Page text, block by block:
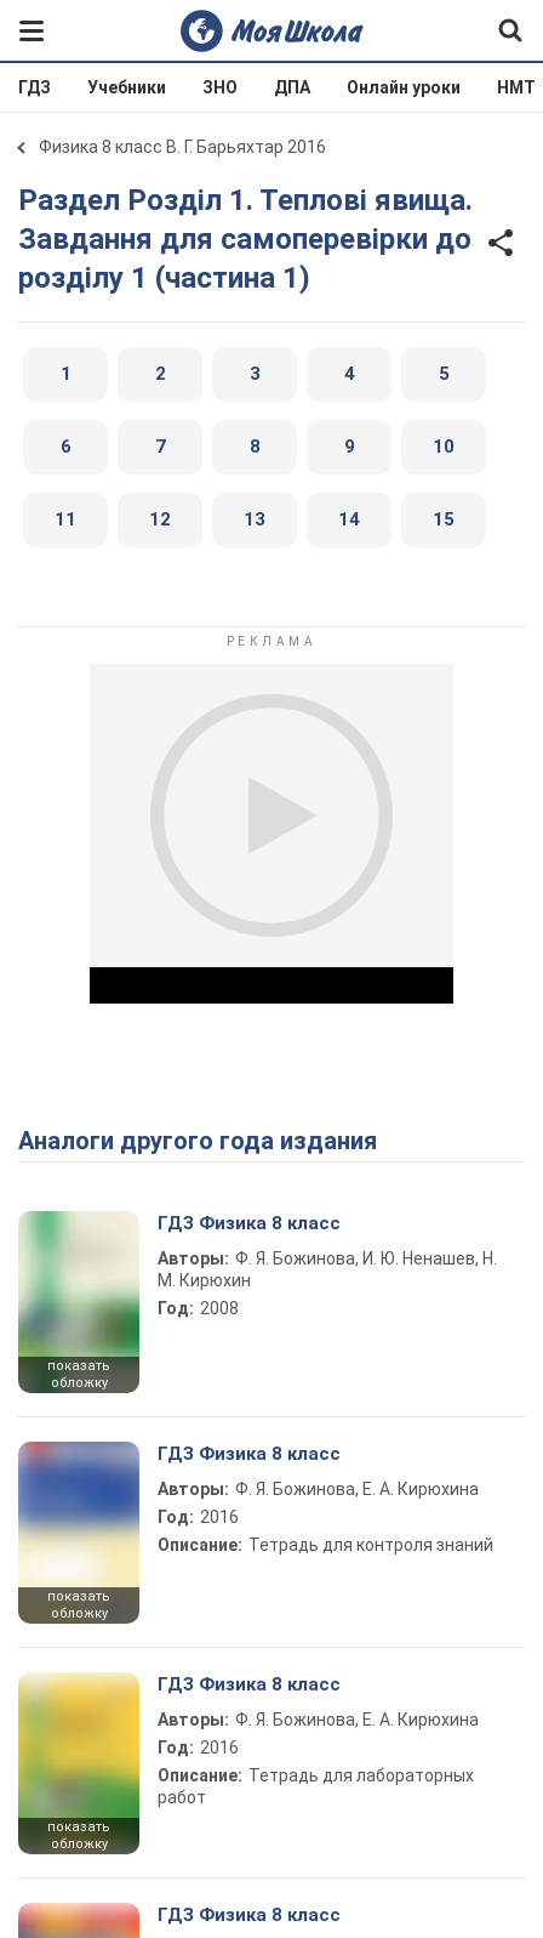
ГДЗ Учебники ЗНО ДПА Онлайн уроки НМТ
Физика 8 класс В. Г. Барьяхтар 2016
Раздел Розділ 1. Теплові явища.
Завдання для самоперевірки до
розділу 1 (частина 1)
1 2 3 4 5
6 7 8 9 10
11 12 13 14 15
Play Video
Аналоги другого года издания
показать
обложку
ГДЗ Физика 8 класс
Авторы: Ф. Я. Божинова, И. Ю. Ненашев, Н.
М. Кирюхин
Год: 2008
показать
обложку
ГДЗ Физика 8 класс
Авторы: Ф. Я. Божинова, Е. А. Кирюхина
Год: 2016
Описание: Тетрадь для контроля знаний
показать
обложку
ГДЗ Физика 8 класс
Авторы: Ф. Я. Божинова, Е. А. Кирюхина
Год: 2016
Описание: Тетрадь для лабораторных
работ
ГДЗ Физика 8 класс